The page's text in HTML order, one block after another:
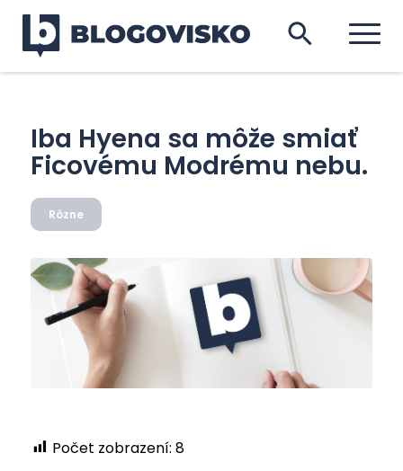
Iba Hyena sa môže smiať
Ficovému Modrému nebu.
Rôzne
Počet zobrazení: 8